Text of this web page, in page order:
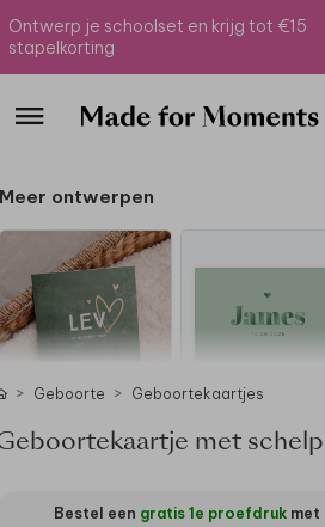
Ontwerp je schoolset en krijg tot €15
stapelkorting
Meer ontwerpen
Geboorte Geboortekaartjes
met
Bestel een gratis 1e proefdrukmet